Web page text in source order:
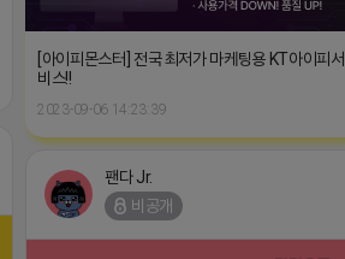
[아이피몬스터] 전국 최저가 마케팅용 KT아이피서
비스!!
2023-09-06 14:23:39
팬다 Jr.
비공개